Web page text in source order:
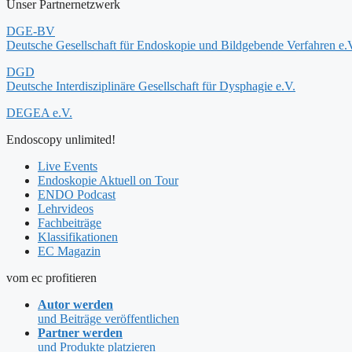
Unser Partnernetzwerk
DGE-BV
Deutsche Gesellschaft für Endoskopie und Bildgebende Verfahren
DGD
Deutsche Interdisziplinäre Gesellschaft für Dysphagie e.V.
DEGEA e.V.
Endoscopy unlimited!
Live Events
Endoskopie Aktuell on Tour
ENDO Podcast
Lehrvideos
Fachbeiträge
Klassifikationen
EC Magazin
vom ec profitieren
Autor werden
und Beiträge veröffentlichen
Partner werden
und Produkte platzieren